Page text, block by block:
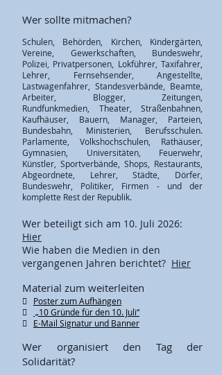
Wer sollte mitmachen?
Schulen, Behörden, Kirchen, Kindergärten,
Vereine, Gewerkschaften, Bundeswehr,
Polizei, Privatpersonen, Lokführer, Taxifahrer,
Lehrer, Fernsehsender, Angestellte,
Lastwagenfahrer, Standesverbände, Beamte,
Arbeiter, Blogger, Zeitungen,
Rundfunkmedien, Theater, Straßenbahnen,
Kaufhäuser, Bauern, Manager, Parteien,
Bundesbahn, Ministerien, Berufsschulen.
Parlamente, Volkshochschulen, Rathäuser,
Gymnasien, Universitäten, Feuerwehr,
Künstler, Sportverbände, Shops, Restaurants,
Abgeordnete, Lehrer, Städte, Dörfer,
Bundeswehr, Politiker, Firmen - und der
komplette Rest der Republik.
Wer beteiligt sich am 10. Juli 2026:
Hier
Wie haben die Medien in den
vergangenen Jahren berichtet? Hier
Material zum weiterleiten
 Poster zum Aufhängen

„10 Gründe für den 10. Juli“
 E-Mail Signatur und Banner
Wer organisiert den Tag der
Solidarität?